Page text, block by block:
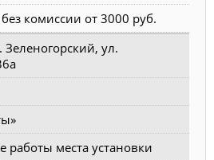
комиссии от 3000 руб.
Зеленогорский, ул.
работы места установки